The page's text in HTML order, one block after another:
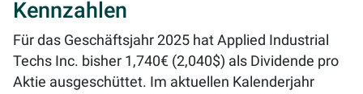
Kennzahlen
Für das Geschäftsjahr 2025 hat Applied Industrial
Techs Inc. bisher 1,740€ (2,040$) als Dividende pro
Aktie ausgeschüttet. Im aktuellen Kalenderjahr